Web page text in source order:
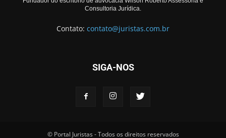
Consultoria Jurídica.
Contato: contato@juristas.com.br
SIGA-NOS
© Portal Juristas - Todos os direitos reservados